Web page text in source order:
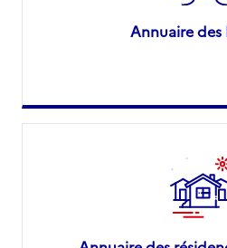
Annuaire des